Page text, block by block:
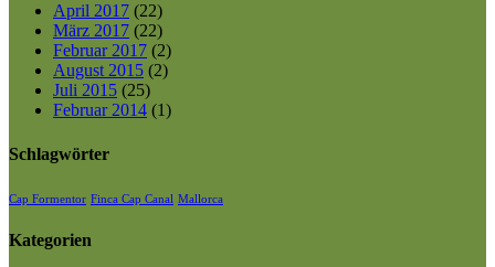
April 2017 (22)
März 2017 (22)
Februar 2017 (2)
August 2015 (2)
Juli 2015 (25)
Februar 2014 (1)
Schlagwörter
Cap Formentor Finca Cap Canal Mallorca
Kategorien